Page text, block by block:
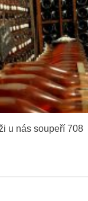
u nás soupeří 708